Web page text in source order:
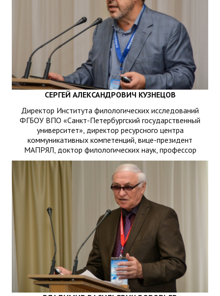
СЕРГЕЙ АЛЕКСАНДРОВИЧ КУЗНЕЦОВ
Директор Института филологических исследований
ФГБОУ ВПО «Санкт-Петербургский государственный
университет», директор ресурсного центра
коммуникативных компетенций, вице-президент
МАПРЯЛ, доктор филологических наук, профессор